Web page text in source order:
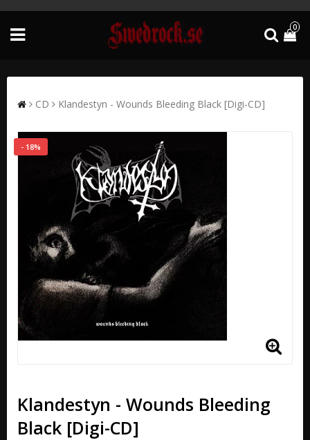
0
CD Klandestyn - Wounds Bleeding Black [Digi-CD]
- 18%
Klandestyn - Wounds Bleeding
Black [Digi-CD]